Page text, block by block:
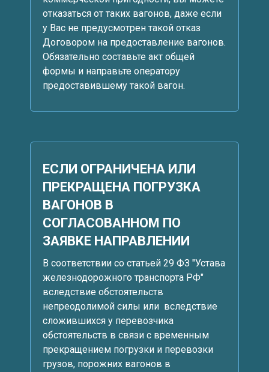
отказаться от таких вагонов, даже если
у Вас не предусмотрен такой отказ
Договором на предоставление вагонов.
Обязательно составьте акт общей
формы и направьте оператору
предоставившему такой вагон.
ЕСЛИ ОГРАНИЧЕНА ИЛИ
ПРЕКРАЩЕНА ПОГРУЗКА
ВАГОНОВ В
СОГЛАСОВАННОМ ПО
ЗАЯВКЕ НАПРАВЛЕНИИ
В соответствии со статьей 29 ФЗ "Устава
железнодорожного транспорта РФ"
вследствие обстоятельств
непреодолимой силы или вследствие
сложившихся у перевозчика
обстоятельств в связи с временным
прекращением погрузки и перевозки
грузов, порожних вагонов в